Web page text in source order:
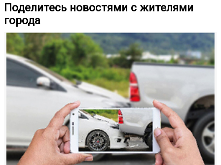
Поделитесь новостями с жителями
города